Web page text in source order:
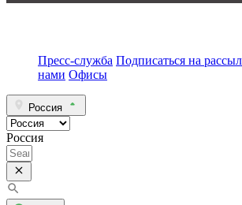
Пресс-служба Подписаться на
нами Офисы
Россия
Россия